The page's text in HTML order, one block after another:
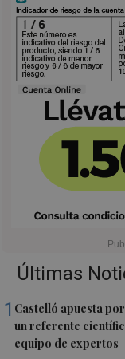
Últimas
1 Castelló apuesta
un referente
equipo de expertos